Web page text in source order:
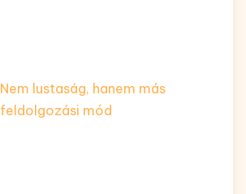
Nem lustaság, hanem más
feldolgozási mód